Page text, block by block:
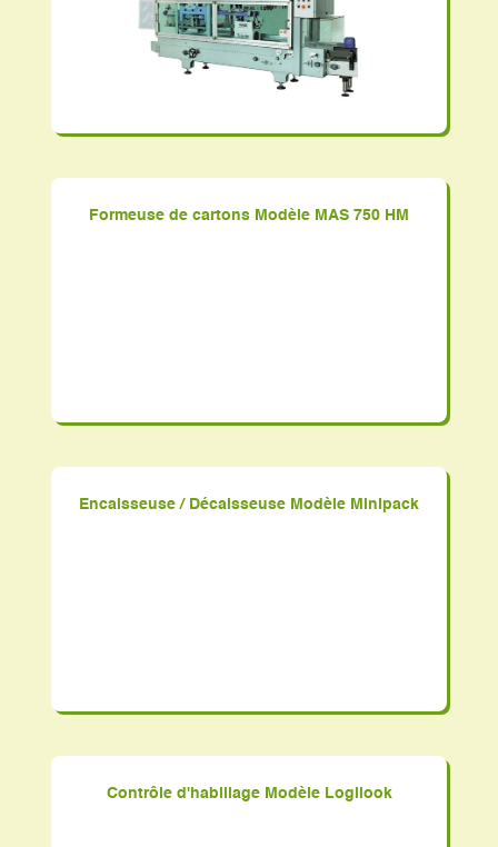
Formeuse de cartons Modèle MAS 750 HM
Encaisseuse / Décaisseuse Modèle Minipack
Contrôle d'habillage Modèle Logilook